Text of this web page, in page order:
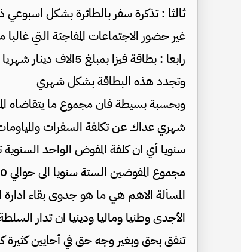
غير حضور الاجتماعات المفاجئة التي
رابعا : بطاقة فيزا
وتجدد هذه البطاقة بشكل شهري
وبحسبة بسيطة فان مجموع ما يتقاضاه
مجموع المفوضين الستة سنويا الى حوالي 700 الف دينار.
المسألة الاهم هي ما هو جدوى بقاء
الأجدى وطنيا وماليا ودينيا ان تدار